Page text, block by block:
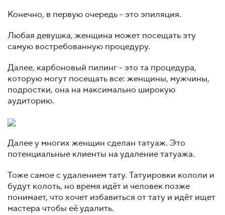
Конечно, в первую очередь - это эпиляция.
Любая девушка, женщина может посещать эту
самую востребованную процедуру.
Далее, карбоновый пилинг - это та процедура,
которую могут посещать все: женщины, мужчины,
подростки, она на максимально широкую
аудиторию.
Далее у многих женщин сделан татуаж. Это
потенциальные клиенты на удаление татуажа.
Тоже самое с удалением тату. Татуировки кололи и
будут колоть, но время идёт и человек позже
понимает, что хочет избавиться от тату и идёт ищет
мастера чтобы её удалить.